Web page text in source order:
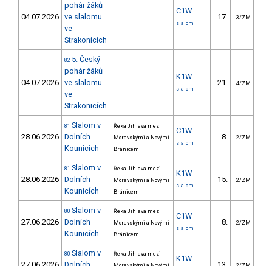
04.07.2026
pohár žáků
ve slalomu
ve
Strakonicích
C1W
slalom
17. 3/ZM
04.07.2026
82 5. Český
pohár žáků
ve slalomu
ve
Strakonicích
K1W
slalom
21. 4/ZM
28.06.2026
81 Slalom v
Dolních
Kounicích
Řeka Jihlava mezi
Moravskými a Novými
Bránicem
C1W
slalom
8. 2/ZM
28.06.2026
81 Slalom v
Dolních
Kounicích
Řeka Jihlava mezi
Moravskými a Novými
Bránicem
K1W
slalom
15. 2/ZM
27.06.2026
80 Slalom v
Dolních
Kounicích
Řeka Jihlava mezi
Moravskými a Novými
Bránicem
C1W
slalom
8. 2/ZM
80 Slalom v
Řeka Jihlava mezi
K1W